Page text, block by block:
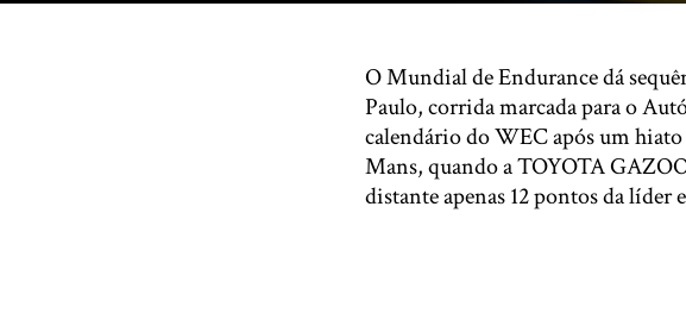
O Mundial de Endurance dá
Paulo, corrida marcada para o
calendário do WEC após um hiato
Mans, quando a TOYOTA
distante apenas 12 pontos da líder